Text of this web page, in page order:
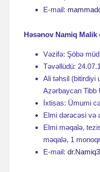
E-mail:
Həsənov Namiq Malik
Vəzifə: Şöbə
Təvəllüdü:
Ali təhsil (bitirdiyi
Azərbaycan Tibb
İxtisas: Ümumi
Elmi dərəcəsi və
Elmi məqalə,
məqalə, 1
E-mail: